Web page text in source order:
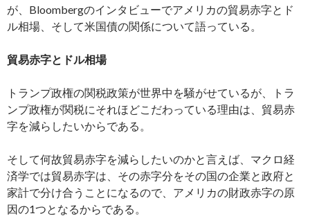
が、Bloombergのインタビューでアメリカの貿易赤字とド
ル相場、そして米国債の関係について語っている。
貿易赤字とドル相場
トランプ政権の関税政策が世界中を騒がせているが、トラ
ンプ政権が関税にそれほどこだわっている理由は、貿易赤
字を減らしたいからである。
そして何故貿易赤字を減らしたいのかと言えば、マクロ経
済学では貿易赤字は、その赤字分をその国の企業と政府と
家計で分け合うことになるので、アメリカの財政赤字の原
因の1つとなるからである。